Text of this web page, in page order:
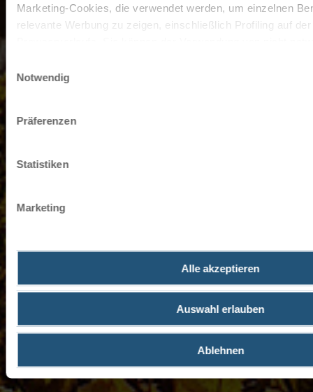
Marketing-Cookies, die verwendet werden, um einzelnen
relevante Werbung zu zeigen, einschließlich Profiling auf
entscheiden, nur notwendige Cookies zu verwenden, indem
Impressum
Notwendig
Präferenzen
Statistiken
Marketing
Alle akzeptieren
Auswahl erlauben
Ablehnen